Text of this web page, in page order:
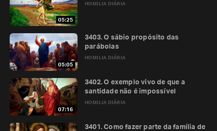
05:25
HOMILIA DIÁRIA
05:05
HOMILIA DIÁRIA
3403. O sábio propósito das
parábolas
07:16
HOMILIA DIÁRIA
3402. O exemplo vivo de que a
santidade não é impossível
3401. Como fazer parte da família de